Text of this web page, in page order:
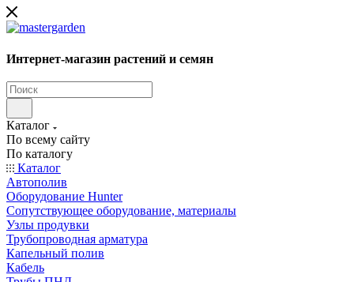
Интернет-магазин растений и семян
Каталог
По всему сайту
По каталогу
Каталог
Автополив
Оборудование Hunter
Сопутствующее оборудование, материалы
Узлы продувки
Трубопроводная арматура
Капельный полив
Кабель